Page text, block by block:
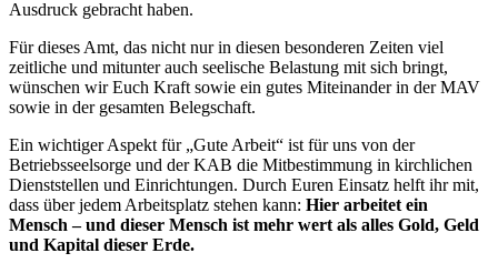
Ausdruck gebracht haben.
Für dieses Amt, das nicht nur in diesen besonderen Zeiten viel
zeitliche und mitunter auch seelische Belastung mit sich bringt,
wünschen wir Euch Kraft sowie ein gutes Miteinander in der MAV
sowie in der gesamten Belegschaft.
Ein wichtiger Aspekt für „Gute Arbeit“ ist für uns von der
Betriebsseelsorge und der KAB die Mitbestimmung in kirchlichen
Dienststellen und Einrichtungen. Durch Euren Einsatz helft ihr mit,
dass über jedem Arbeitsplatz stehen kann: Hier arbeitet ein
Mensch – und dieser Mensch ist mehr wert als alles Gold, Geld
und Kapital dieser Erde.